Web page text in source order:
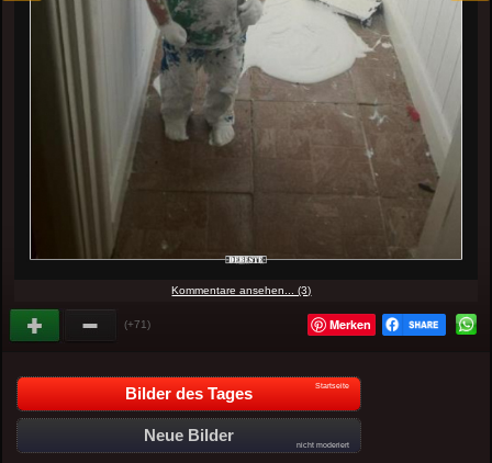
Kommentare ansehen... (3)
(+71) Merken
Bilder des Tages Startseite
Neue Bilder
nicht moderiert